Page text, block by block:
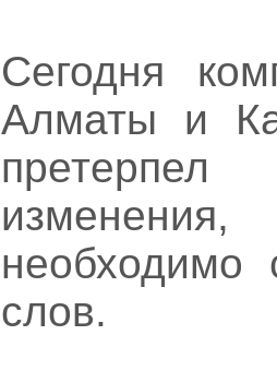
Сегодня
Алматы и
необходимо
слов.